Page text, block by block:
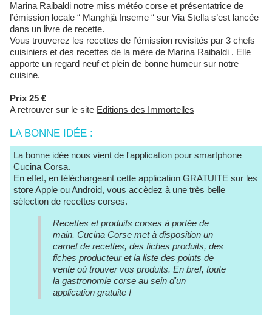
Marina Raibaldi notre miss météo corse et présentatrice de
l’émission locale “ Manghjà Inseme “ sur Via Stella s’est lancée
dans un livre de recette.
Vous trouverez les recettes de l’émission revisités par 3 chefs
cuisiniers et des recettes de la mère de Marina Raibaldi . Elle
apporte un regard neuf et plein de bonne humeur sur notre
cuisine.
Prix 25 €
A retrouver sur le site Editions des Immortelles
LA BONNE IDÉE :
La bonne idée nous vient de l'application pour smartphone
Cucina Corsa.
En effet, en téléchargeant cette application GRATUITE sur les
store Apple ou Android, vous accèdez à une très belle
sélection de recettes corses.
Recettes et produits corses à portée de
main, Cucina Corse met à disposition un
carnet de recettes, des fiches produits, des
fiches producteur et la liste des points de
vente où trouver vos produits. En bref, toute
la gastronomie corse au sein d'un
application gratuite !